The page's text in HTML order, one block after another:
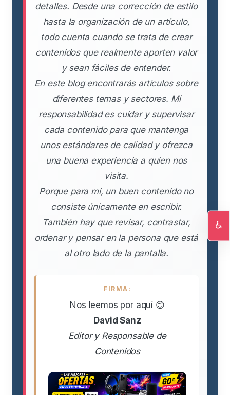
detalles. Desde una corrección de estilo
hasta la organización de un artículo,
todo cuenta cuando se trata de crear
contenidos que realmente aporten valor
y sean fáciles de entender.
En este blog encontrarás artículos sobre
diferentes temas y sectores. Mi
responsabilidad es cuidar y supervisar
cada contenido para que mantenga
unos estándares de calidad y ofrezca
una buena experiencia a quien nos
visita.
Porque para mí, un buen contenido no
consiste únicamente en escribir.
También hay que revisar, contrastar,
ordenar y pensar en la persona que está
al otro lado de la pantalla.
FIRMA:
Nos leemos por aquí 😊
David Sanz
Editor y Responsable de
Contenidos
♿